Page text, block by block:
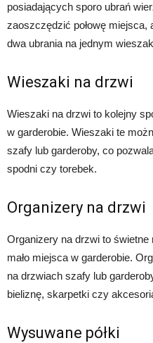
posiadających sporo ubrań
zaoszczędzić połowę
dwa ubrania na jednym
Wieszaki na drzwi
Wieszaki na drzwi to kolejny
w garderobie. Wieszaki te
szafy lub garderoby, co
spodni czy torebek.
Organizery na drzwi
Organizery na drzwi to
mało miejsca w garderobie.
na drzwiach szafy lub
bieliznę, skarpetki czy
Wysuwane półki